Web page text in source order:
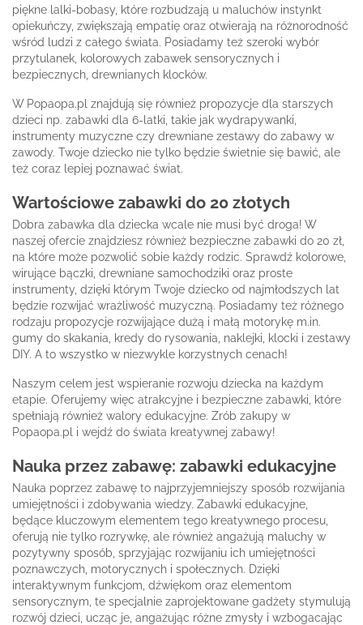
piękne lalki-bobasy, które rozbudzają u maluchów instynkt
opiekuńczy, zwiększają empatię oraz otwierają na różnorodność
wśród ludzi z całego świata. Posiadamy też szeroki wybór
przytulanek, kolorowych zabawek sensorycznych i
bezpiecznych, drewnianych klocków.
W Popaopa.pl znajdują się również propozycje dla starszych
dzieci np. zabawki dla 6-latki, takie jak wydrapywanki,
instrumenty muzyczne czy drewniane zestawy do zabawy w
zawody. Twoje dziecko nie tylko będzie świetnie się bawić, ale
też coraz lepiej poznawać świat.
Wartościowe zabawki do 20 złotych
Dobra zabawka dla dziecka wcale nie musi być droga! W
naszej ofercie znajdziesz również bezpieczne zabawki do 20 zł,
na które może pozwolić sobie każdy rodzic. Sprawdź kolorowe,
wirujące bączki, drewniane samochodziki oraz proste
instrumenty, dzięki którym Twoje dziecko od najmłodszych lat
będzie rozwijać wrażliwość muzyczną. Posiadamy też różnego
rodzaju propozycje rozwijające dużą i małą motorykę m.in.
gumy do skakania, kredy do rysowania, naklejki, klocki i zestawy
DIY. A to wszystko w niezwykle korzystnych cenach!
Naszym celem jest wspieranie rozwoju dziecka na każdym
etapie. Oferujemy więc atrakcyjne i bezpieczne zabawki, które
spełniają również walory edukacyjne. Zrób zakupy w
Popaopa.pl i wejdź do świata kreatywnej zabawy!
Nauka przez zabawę: zabawki edukacyjne
Nauka poprzez zabawę to najprzyjemniejszy sposób rozwijania
umiejętności i zdobywania wiedzy. Zabawki edukacyjne,
będące kluczowym elementem tego kreatywnego procesu,
oferują nie tylko rozrywkę, ale również angażują maluchy w
pozytywny sposób, sprzyjając rozwijaniu ich umiejętności
poznawczych, motorycznych i społecznych. Dzięki
interaktywnym funkcjom, dźwiękom oraz elementom
sensorycznym, te specjalnie zaprojektowane gadżety stymulują
rozwój dzieci, ucząc je, angażując różne zmysły i wzbogacając